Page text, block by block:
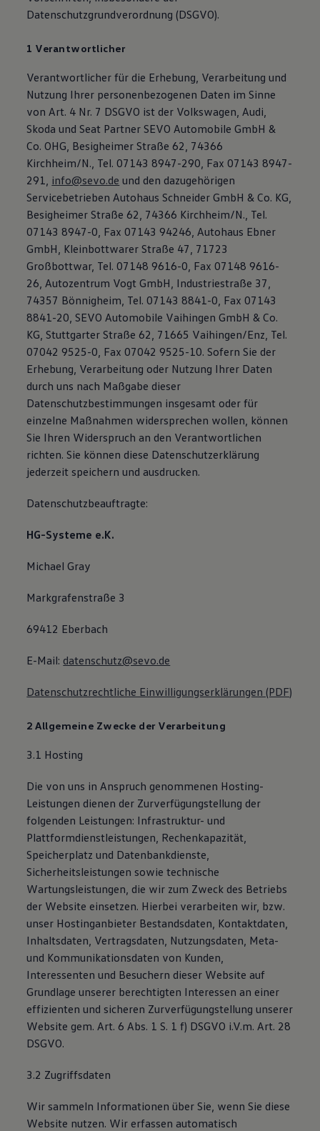
Datenschutzgrundverordnung (DSGVO).
1 Verantwortlicher
Verantwortlicher für die Erhebung, Verarbeitung und
Nutzung Ihrer personenbezogenen Daten im Sinne
von Art. 4 Nr. 7 DSGVO ist der Volkswagen, Audi,
Skoda und Seat Partner SEVO Automobile GmbH &
Co. OHG, Besigheimer Straße 62, 74366
Kirchheim/N., Tel. 07143 8947-290, Fax 07143 8947-
291, info@sevo.de und den dazugehörigen
Servicebetrieben Autohaus Schneider GmbH & Co. KG,
Besigheimer Straße 62, 74366 Kirchheim/N., Tel.
07143 8947-0, Fax 07143 94246, Autohaus Ebner
GmbH, Kleinbottwarer Straße 47, 71723
Großbottwar, Tel. 07148 9616-0, Fax 07148 9616-
26, Autozentrum Vogt GmbH, Industriestraße 37,
74357 Bönnigheim, Tel. 07143 8841-0, Fax 07143
8841-20, SEVO Automobile Vaihingen GmbH & Co.
KG, Stuttgarter Straße 62, 71665 Vaihingen/Enz, Tel.
07042 9525-0, Fax 07042 9525-10. Sofern Sie der
Erhebung, Verarbeitung oder Nutzung Ihrer Daten
durch uns nach Maßgabe dieser
Datenschutzbestimmungen insgesamt oder für
einzelne Maßnahmen widersprechen wollen, können
Sie Ihren Widerspruch an den Verantwortlichen
richten. Sie können diese Datenschutzerklärung
jederzeit speichern und ausdrucken.
Datenschutzbeauftragte:
HG-Systeme e.K.
Michael Gray
Markgrafenstraße 3
69412 Eberbach
E-Mail: datenschutz@sevo.de
Datenschutzrechtliche Einwilligungserklärungen (PDF)
2 Allgemeine Zwecke der Verarbeitung
3.1 Hosting
Die von uns in Anspruch genommenen Hosting-
Leistungen dienen der Zurverfügungstellung der
folgenden Leistungen: Infrastruktur- und
Plattformdienstleistungen, Rechenkapazität,
Speicherplatz und Datenbankdienste,
Sicherheitsleistungen sowie technische
Wartungsleistungen, die wir zum Zweck des Betriebs
der Website einsetzen. Hierbei verarbeiten wir, bzw.
unser Hostinganbieter Bestandsdaten, Kontaktdaten,
Inhaltsdaten, Vertragsdaten, Nutzungsdaten, Meta-
und Kommunikationsdaten von Kunden,
Interessenten und Besuchern dieser Website auf
Grundlage unserer berechtigten Interessen an einer
effizienten und sicheren Zurverfügungstellung unserer
Website gem. Art. 6 Abs. 1 S. 1 f) DSGVO i.V.m. Art. 28
DSGVO.
3.2 Zugriffsdaten
Wir sammeln Informationen über Sie, wenn Sie diese
Website nutzen. Wir erfassen automatisch